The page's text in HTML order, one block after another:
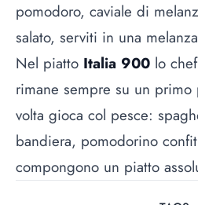
pomodoro, caviale di
salato, serviti in una
Nel piatto Italia 900 lo
rimane sempre su un primo
volta gioca col pesce:
bandiera, pomodorino
compongono un piatto